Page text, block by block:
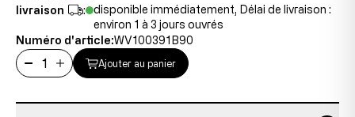
livraison
:
disponible immédiatement, Délai de livraison :
environ 1 à 3 jours ouvrés
Numéro d'article:WV100391B90
Ajouter au panier